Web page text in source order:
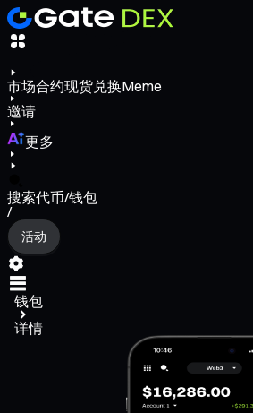
市场合约现货兑换Meme
邀请
更多
搜索代币/钱包
/
活动
钱包
详情